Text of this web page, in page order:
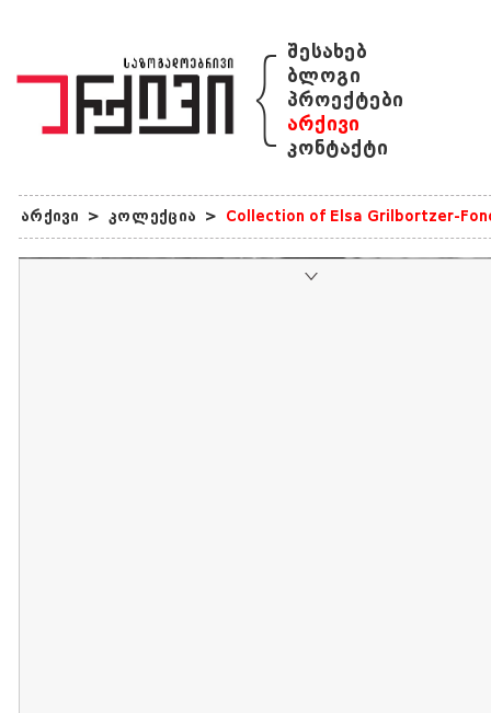
{ შესახებ
ბლოგი
პროექტები
არქივი
კონტაქტი
არქივი > კოლექცია > Collection of Elsa Grilbortzer-